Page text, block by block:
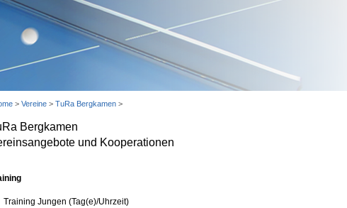
> Vereine > TuRa Bergkamen >
Bergkamen
und Kooperationen
Training Jungen (Tag(e)/Uhrzeit)